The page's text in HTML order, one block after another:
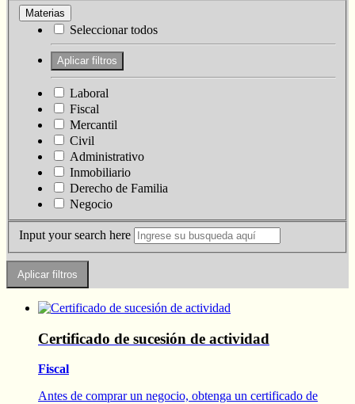
Materias
Seleccionar todos
Laboral
Fiscal
Mercantil
Civil
Administrativo
Inmobiliario
Derecho de Familia
Negocio
Input your search here
Certificado de sucesión de actividad
Fiscal
Antes de comprar un negocio, obtenga un certificado de